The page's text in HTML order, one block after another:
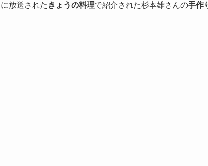
放送された きょうの料理で紹介された杉本雄さんの手作